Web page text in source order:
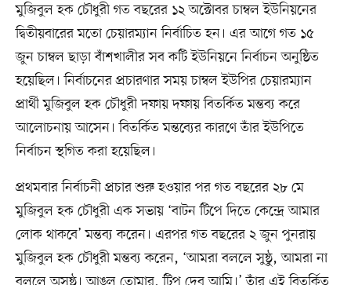
মুজিবুল হক চৌধুরী গত বছরের ১২ অক্টোবর চাম্বল ইউনিয়নের
দ্বিতীয়বারের মতো চেয়ারম্যান নির্বাচিত হন। এর আগে গত ১৫
জুন চাম্বল ছাড়া বাঁশখালীর সব কটি ইউনিয়নে নির্বাচন অনুষ্ঠিত
হয়েছিল। নির্বাচনের প্রচারণার সময় চাম্বল ইউপির চেয়ারম্যান
প্রার্থী মুজিবুল হক চৌধুরী দফায় দফায় বিতর্কিত মন্তব্য করে
আলোচনায় আসেন। বিতর্কিত মন্তব্যের কারণে তাঁর ইউপিতে
নির্বাচন স্থগিত করা হয়েছিল।
প্রথমবার নির্বাচনী প্রচার শুরু হওয়ার পর গত বছরের ২৮ মে
মুজিবুল হক চৌধুরী এক সভায় ‘বাটন টিপে দিতে কেন্দ্রে আমার
লোক থাকবে’ মন্তব্য করেন। এরপর গত বছরের ২ জুন পুনরায়
মুজিবুল হক চৌধুরী মন্তব্য করেন, ‘আমরা বললে সুষ্ঠু, আমরা না